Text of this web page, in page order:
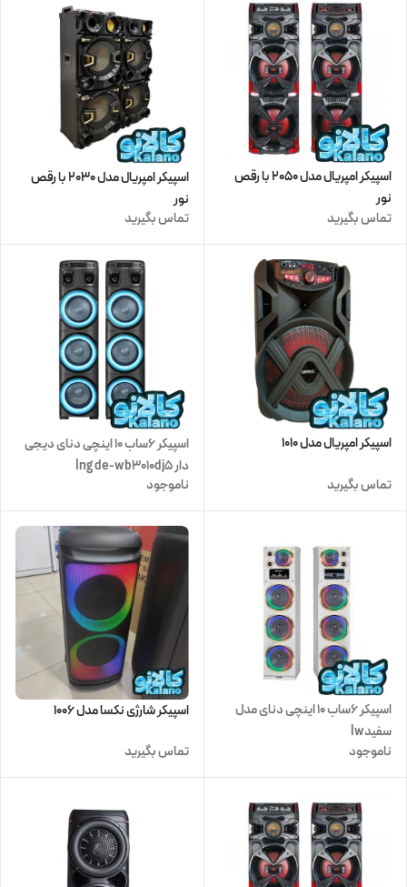
اسپیکر امپریال مدل 2050 با رقص
نور
تماس بگیرید
اسپیکر امپریال مدل 2030 با رقص
نور
تماس بگیرید
اسپیکر امپریال مدل 1010
تماس بگیرید
اسپیکر 6ساب 10 اینچی دنای دیجی
دار lng de-wb3010dj5
ناموجود
اسپیکر 6ساب 10 اینچی دنای مدل
سفیدlw
ناموجود
اسپیکر شارژی نکسا مدل 1006
تماس بگیرید